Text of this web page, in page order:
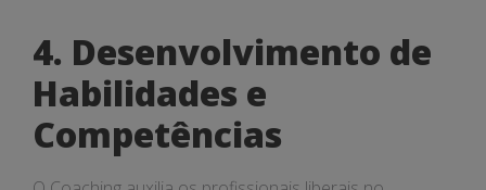
4. Desenvolvimento de
Habilidades e
Competências